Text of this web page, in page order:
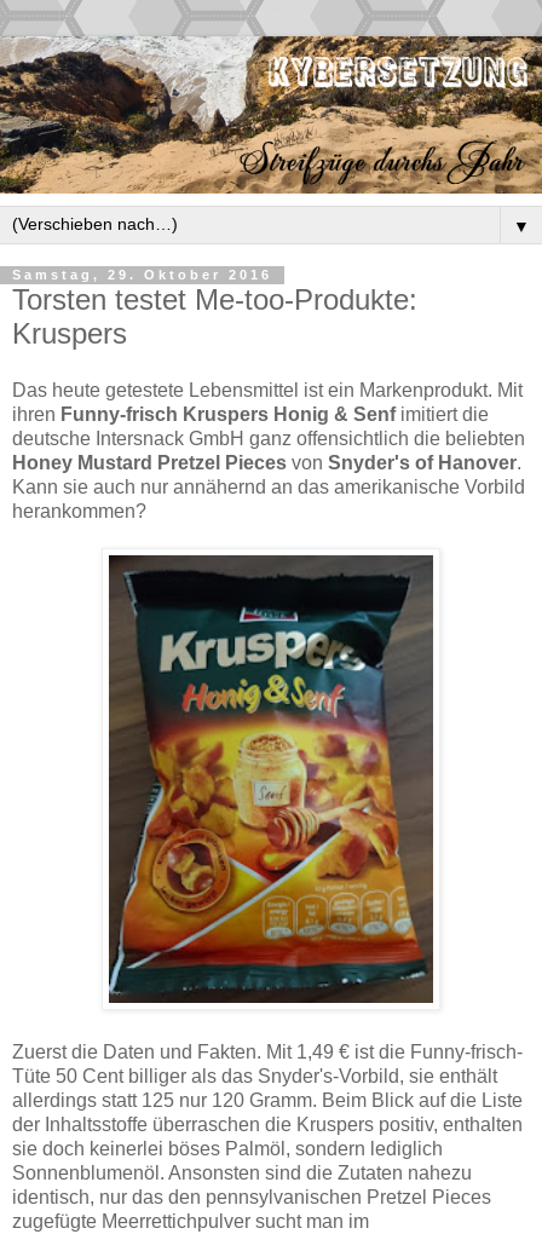
▼
Samstag, 29. Oktober 2016
Torsten testet Me-too-Produkte:
Kruspers
Das heute getestete Lebensmittel ist ein Markenprodukt. Mit
ihren Funny-frisch Kruspers Honig & Senfimitiert die
deutsche Intersnack GmbH ganz offensichtlich die beliebten
Honey Mustard Pretzel Pieces von Snyder's of Hanover.
Kann sie auch nur annähernd an das amerikanische Vorbild
herankommen?
Zuerst die Daten und Fakten. Mit 1,49 € ist die Funny-frisch-
Tüte 50 Cent billiger als das Snyder's-Vorbild, sie enthält
allerdings statt 125 nur 120 Gramm. Beim Blick auf die Liste
der Inhaltsstoffe überraschen die Kruspers positiv, enthalten
sie doch keinerlei böses Palmöl, sondern lediglich
Sonnenblumenöl. Ansonsten sind die Zutaten nahezu
identisch, nur das den pennsylvanischen Pretzel Pieces
zugefügte Meerrettichpulver sucht man im